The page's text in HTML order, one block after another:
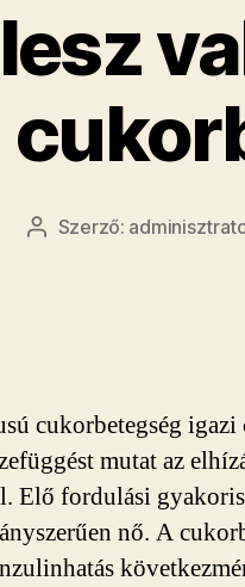
Bejegyzés
Szerző:
cukorbetegség
mutat az
Elő fordulási
nő. A